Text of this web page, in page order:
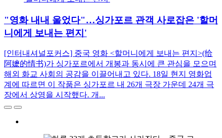
"영화 내내 울었다"…싱가포르 관객 사로잡은 '할머
니에게 보내는 편지'
[인터내셔널포커스] 중국 영화 <할머니에게 보내는 편지>(给
阿嬷的情书)가 싱가포르에서 개봉과 동시에 큰 관심을 모으며
해외 화교 사회의 공감을 이끌어내고 있다. 18일 현지 영화업
계에 따르면 이 작품은 싱가포르 내 26개 극장 가운데 24개 극
장에서 상영을 시작했다. 개...